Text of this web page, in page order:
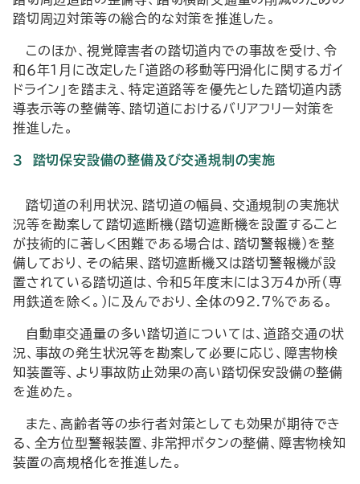
踏切周辺対策等の総合的な対策を推進した。
このほか、視覚障害者の踏切道内での事故を受け、令
和６年１月に改定した「道路の移動等円滑化に関するガイ
ドライン」を踏まえ、特定道路等を優先とした踏切道内誘
導表示等の整備等、踏切道におけるバリアフリー対策を
推進した。
３ 踏切保安設備の整備及び交通規制の実施
踏切道の利用状況、踏切道の幅員、交通規制の実施状
況等を勘案して踏切遮断機（踏切遮断機を設置すること
が技術的に著しく困難である場合は、踏切警報機）を整
備しており、その結果、踏切遮断機又は踏切警報機が設
置されている踏切道は、令和５年度末には３万４か所（専
用鉄道を除く。）に及んでおり、全体の92.7％である。
自動車交通量の多い踏切道については、道路交通の状
況、事故の発生状況等を勘案して必要に応じ、障害物検
知装置等、より事故防止効果の高い踏切保安設備の整備
を進めた。
また、高齢者等の歩行者対策としても効果が期待でき
る、全方位型警報装置、非常押ボタンの整備、障害物検知
装置の高規格化を推進した。